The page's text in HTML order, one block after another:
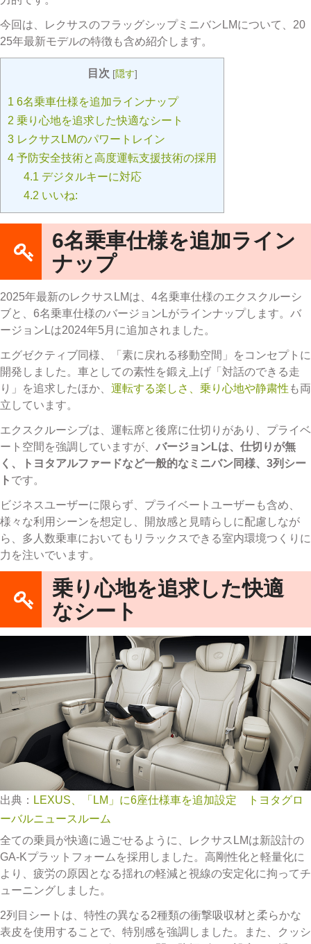
今回は、レクサスのフラッグシップミニバンLMについて、20
25年最新モデルの特徴も含め紹介します。
目次 [隠す]
1 6名乗車仕様を追加ラインナップ
2 乗り心地を追求した快適なシート
3 レクサスLMのパワートレイン
4 予防安全技術と高度運転支援技術の採用
4.1 デジタルキーに対応
4.2 いいね:
6名乗車仕様を追加ライン
ナップ
2025年最新のレクサスLMは、4名乗車仕様のエクスクルーシ
ブと、6名乗車仕様のバージョンLがラインナップします。バ
ージョンLは2024年5月に追加されました。
エグゼクティブ同様、「素に戻れる移動空間」をコンセプトに
開発しました。車としての素性を鍛え上げ「対話のできる走
り」を追求したほか、 運転する楽しさ、乗り心地や静粛性 も両
立しています。
エクスクルーシブは、運転席と後席に仕切りがあり、プライベ
ート空間を強調していますが、 バージョンLは、仕切りが無
く、トヨタアルファードなど一般的なミニバン同様、3列シー
ト です。
ビジネスユーザーに限らず、プライベートユーザーも含め、
様々な利用シーンを想定し、開放感と見晴らしに配慮しなが
ら、多人数乗車においてもリラックスできる室内環境つくりに
力を注いでいます。
乗り心地を追求した快適
なシート
出典： LEXUS、「LM」に6座仕様車を追加設定 トヨタグロ
ーバルニュースルーム
全ての乗員が快適に過ごせるように、レクサスLMは新設計の
GA-Kプラットフォームを採用しました。高剛性化と軽量化に
より、疲労の原因となる揺れの軽減と視線の安定化に拘ってチ
ューニングしました。
2列目シートは、特性の異なる2種類の衝撃吸収材と柔らかな
表皮を使用することで、特別感を強調しました。また、クッシ